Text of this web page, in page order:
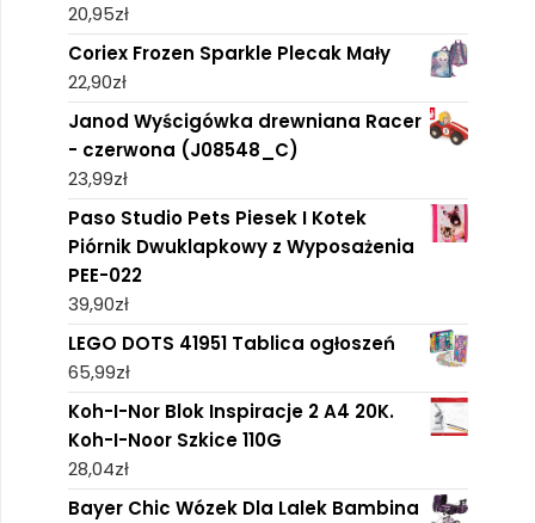
20,95zł
Coriex Frozen Sparkle Plecak Mały
22,90zł
Janod Wyścigówka drewniana Racer
- czerwona (J08548_C)
23,99zł
Paso Studio Pets Piesek I Kotek
Piórnik Dwuklapkowy z Wyposażenia
PEE-022
39,90zł
LEGO DOTS 41951 Tablica ogłoszeń
65,99zł
Koh-I-Nor Blok Inspiracje 2 A4 20K.
Koh-I-Noor Szkice 110G
28,04zł
Bayer Chic Wózek Dla Lalek Bambina